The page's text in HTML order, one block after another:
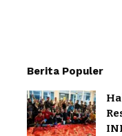
Berita Populer